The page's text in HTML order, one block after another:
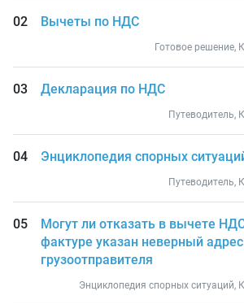
Вычеты по НДС
Готовое решение,
Декларация по НДС
Путеводитель,
Энциклопедия спорных
Путеводитель,
Могут ли отказать в вычете
фактуре указан неверный
грузоотправителя
Энциклопедия спорных ситуаций,